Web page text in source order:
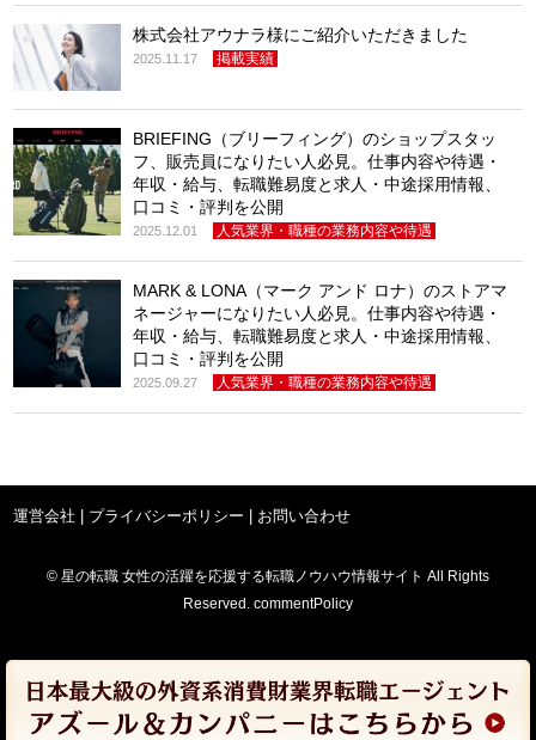
株式会社アウナラ様にご紹介いただきました
2025.11.17 掲載実績
BRIEFING（ブリーフィング）のショップスタッ
フ、販売員になりたい人必見。仕事内容や待遇・
年収・給与、転職難易度と求人・中途採用情報、
口コミ・評判を公開
2025.12.01 人気業界・職種の業務内容や待遇
MARK & LONA（マーク アンド ロナ）のストアマ
ネージャーになりたい人必見。仕事内容や待遇・
年収・給与、転職難易度と求人・中途採用情報、
口コミ・評判を公開
2025.09.27 人気業界・職種の業務内容や待遇
運営会社 プライバシーポリシー お問い合わせ
© 星の転職 女性の活躍を応援する転職ノウハウ情報サイト All Rights
Reserved. commentPolicy